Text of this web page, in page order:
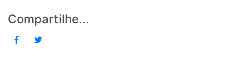
Compartilhe...